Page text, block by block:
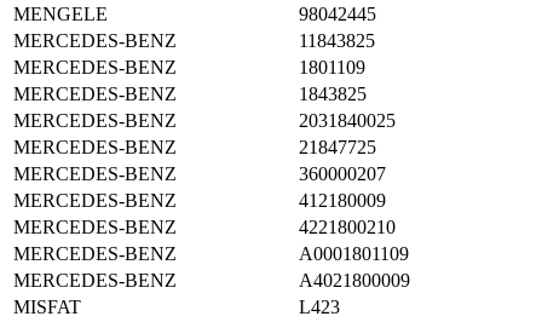
MENGELE
98042445
MERCEDES-BENZ
11843825
MERCEDES-BENZ
1801109
MERCEDES-BENZ
1843825
MERCEDES-BENZ
2031840025
MERCEDES-BENZ
21847725
MERCEDES-BENZ
360000207
MERCEDES-BENZ
412180009
MERCEDES-BENZ
4221800210
MERCEDES-BENZ
A0001801109
MERCEDES-BENZ
A4021800009
MISFAT
L423